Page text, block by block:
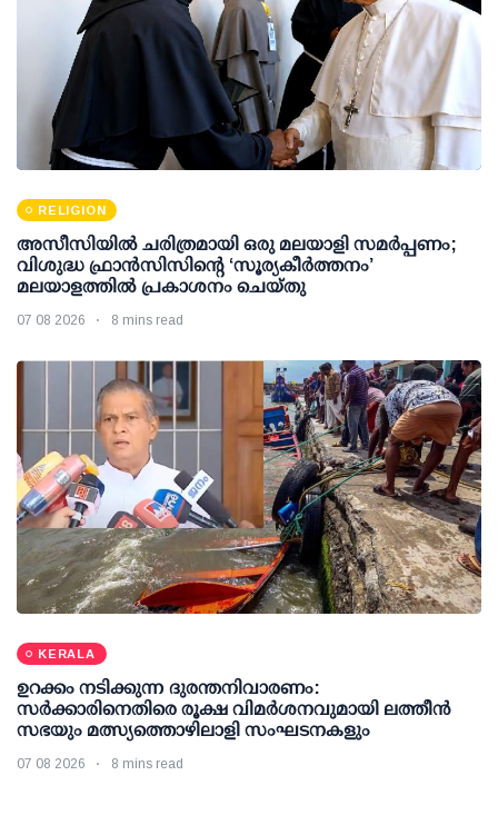
RELIGION
അസീസിയിൽ ചരിത്രമായി ഒരു മലയാളി സമർപ്പണം;
വിശുദ്ധ ഫ്രാൻസിസിന്റെ ‘സൂര്യകീർത്തനം’
മലയാളത്തിൽ പ്രകാശനം ചെയ്തു
07 08 2026 8 mins read
KERALA
ഉറക്കം നടിക്കുന്ന ദുരന്തനിവാരണം:
സര്‍ക്കാരിനെതിരെ രൂക്ഷ വിമര്‍ശനവുമായി ലത്തീന്‍
സഭയും മത്സ്യത്തൊഴിലാളി സംഘടനകളും
07 08 2026 8 mins read